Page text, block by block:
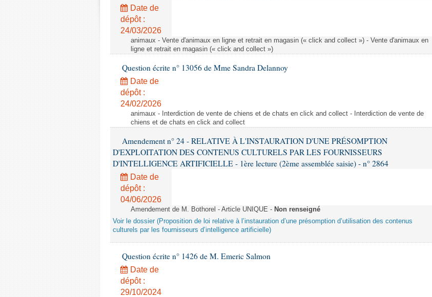
Date de
dépôt :
24/03/2026
animaux - Vente d'animaux en ligne et retrait en magasin (« click and collect ») - Vente d'animaux en
ligne et retrait en magasin (« click and collect »)
Question écrite n° 13056 de Mme Sandra Delannoy
Date de
dépôt :
24/02/2026
animaux - Interdiction de vente de chiens et de chats en click and collect - Interdiction de vente de
chiens et de chats en click and collect
Amendement n° 24 - RELATIVE À L'INSTAURATION D'UNE PRÉSOMPTION
D'EXPLOITATION DES CONTENUS CULTURELS PAR LES FOURNISSEURS
D'INTELLIGENCE ARTIFICIELLE - 1ère lecture (2ème assemblée saisie) - n° 2864
Date de
dépôt :
04/06/2026
Amendement de M. Bothorel - Article UNIQUE - Non renseigné
Voir le dossier (Proposition de loi relative à l’instauration d’une présomption d’utilisation des contenus
culturels par les fournisseurs d’intelligence artificielle)
Question écrite n° 1426 de M. Emeric Salmon
Date de
dépôt :
29/10/2024